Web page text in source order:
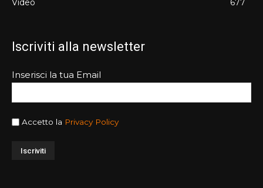
Video
677
Iscriviti alla newsletter
Inserisci la tua Email
Accetto la Privacy Policy